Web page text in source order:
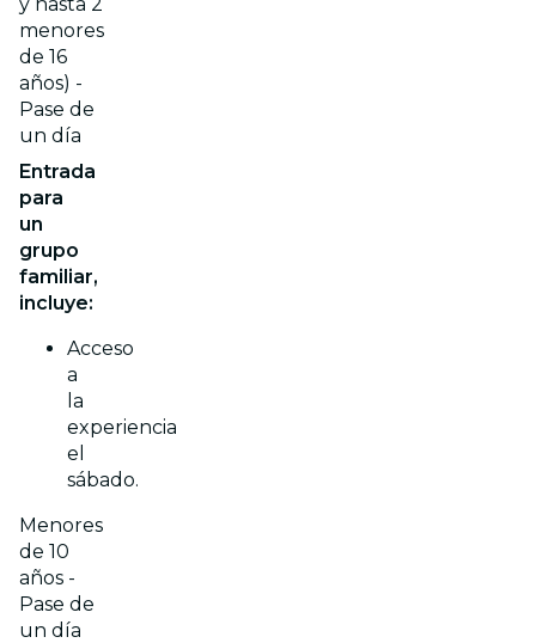
menores
de 16
años) -
Pase de
un día
Entrada
para
un
grupo
familiar,
incluye:
Acceso
a
la
experiencia
el
sábado.
Menores
de 10
años -
Pase de
un día